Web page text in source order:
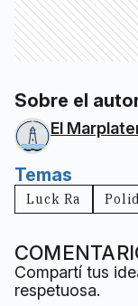
Sobre el
El
Temas
Luck Ra
Compartí tus
respetuosa.